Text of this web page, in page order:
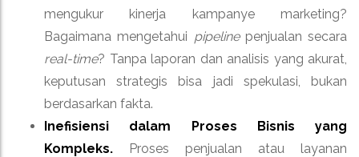
mengukur kinerja kampanye marketing?
Bagaimana mengetahui pipelinepenjualan secara
real-time? Tanpa laporan dan analisis yang akurat,
keputusan strategis bisa jadi spekulasi, bukan
berdasarkan fakta.
Inefisiensi dalam Proses Bisnis yang
Kompleks. Proses penjualan atau layanan